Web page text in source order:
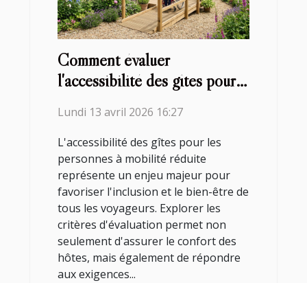
Comment évaluer
l'accessibilité des gîtes pour
réduite ?
Lundi 13 avril 2026 16:27
L'accessibilité des gîtes pour les
personnes à mobilité réduite
représente un enjeu majeur pour
favoriser l'inclusion et le bien-être de
tous les voyageurs. Explorer les
critères d'évaluation permet non
seulement d'assurer le confort des
hôtes, mais également de répondre
aux exigences...